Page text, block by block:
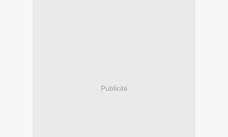
Publicité